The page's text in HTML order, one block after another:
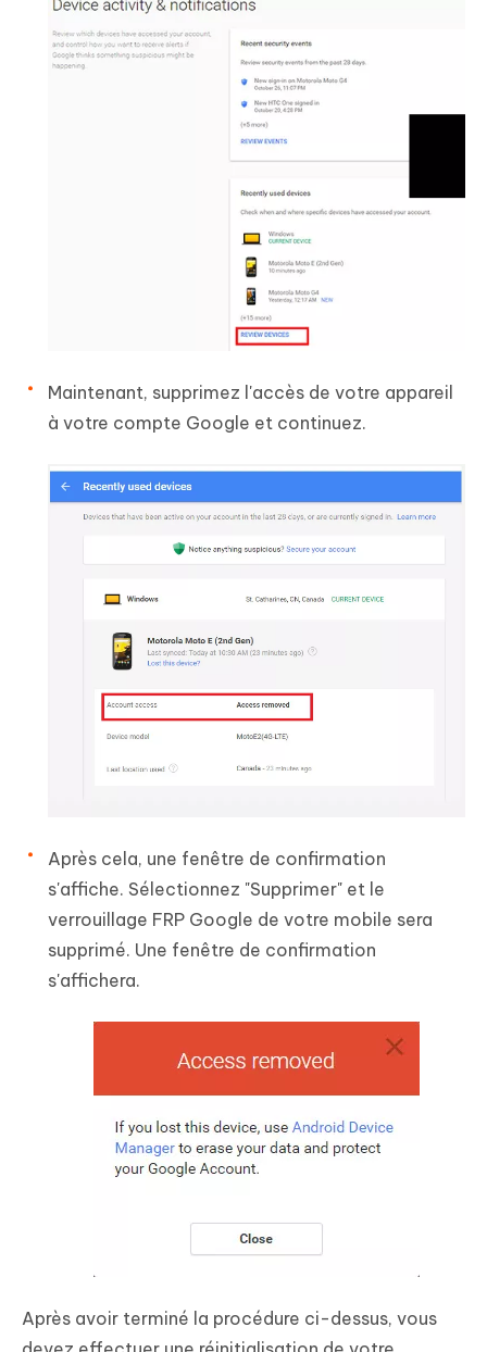
Maintenant, supprimez l'accès de votre appareil
à votre compte Google et continuez.
Après cela, une fenêtre de confirmation
s'affiche. Sélectionnez "Supprimer" et le
verrouillage FRP Google de votre mobile sera
supprimé. Une fenêtre de confirmation
s'affichera.
Après avoir terminé la procédure ci-dessus, vous